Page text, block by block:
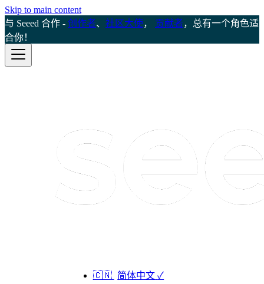
Skip to main content
与 Seeed 合作 - 创作者、 社区大使， 贡献者，总有一个角色适
合你！
🇨🇳 简体中文 ✓